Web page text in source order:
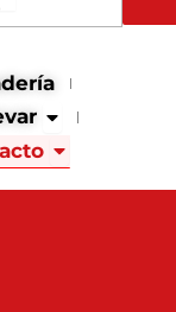
Abrir Listo
Abrir